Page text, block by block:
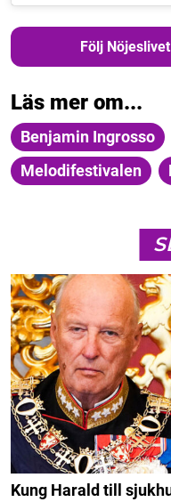
Följ
Läs mer om...
Benjamin Ingrosso
Melodifestivalen
Kung Harald till